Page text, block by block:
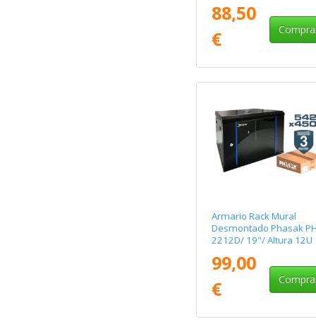
88,50
€
Armario Rack Mural
Desmontado Phasak
2212D/ 19"/ Altura 12U
99,00
€